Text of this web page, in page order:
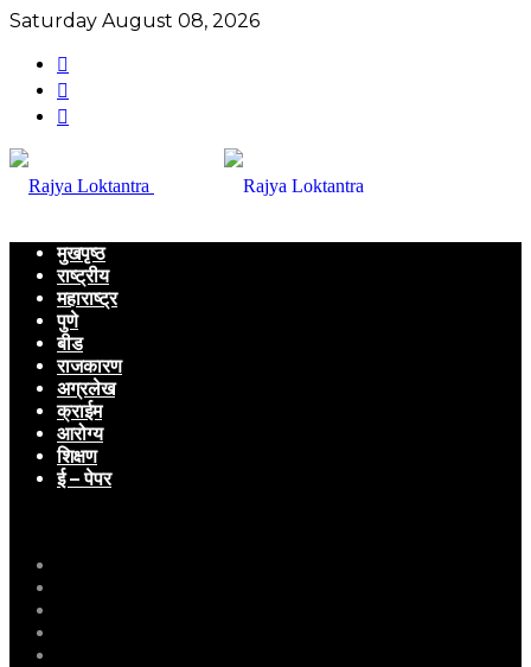
Saturday August 08, 2026
मुखपृष्ठ
राष्ट्रीय
महाराष्ट्र
पुणे
बीड
राजकारण
अग्रलेख
क्राईम
आरोग्य
शिक्षण
ई – पेपर